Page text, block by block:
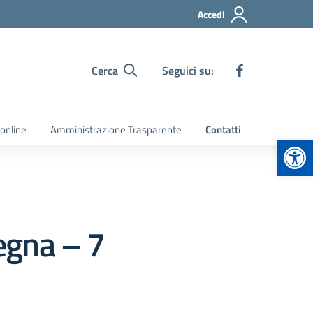
Accedi
Cerca Seguici su:
Amministrazione Trasparente Contatti
– 7